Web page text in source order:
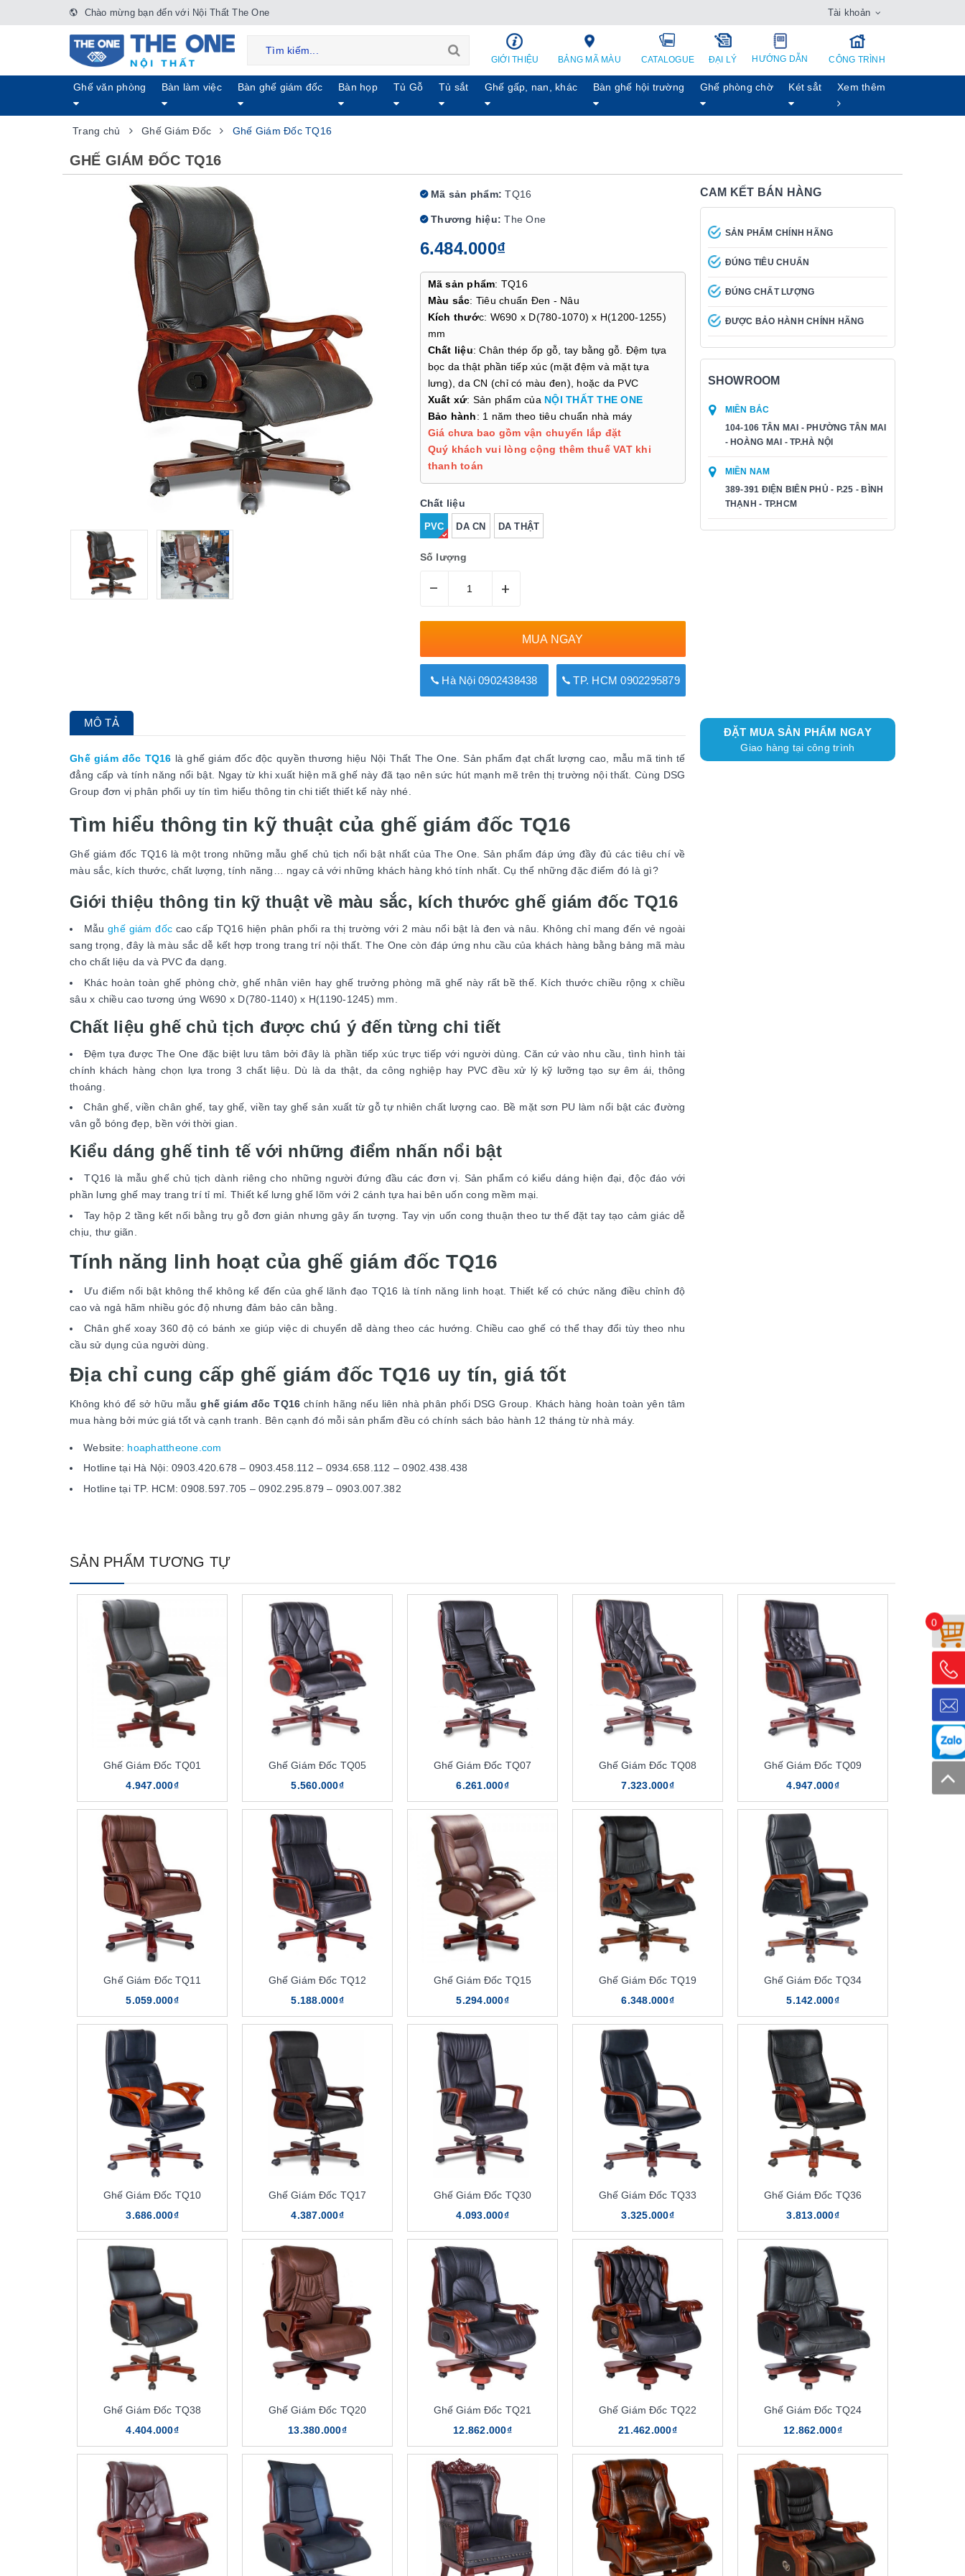
Chào mừng bạn đến với Nội Thất The One Tài khoản
GIỚI THIỆU BẢNG MÃ MÀU CATALOGUE ĐẠI LÝ HƯỚNG DẪN CÔNG TRÌNH
Ghế văn phòng Bàn làm việc Bàn ghế giám đốc Bàn họp Tủ Gỗ Tủ sắt Ghế gấp, nan, khác Bàn ghế hội trường Ghế phòng chờ Két sẳt Xem thêm
Trang chủ Ghế Giám Đốc Ghế Giám Đốc TQ16
GHẾ GIÁM ĐỐC TQ16
Mã sản phẩm: TQ16
Thương hiệu: The One
6.484.000₫
Mã sản phẩm: TQ16
Màu sắc: Tiêu chuẩn Đen - Nâu
Kích thước: W690 x D(780-1070) x H(1200-1255)
mm
Chất liệu: Chân thép ốp gỗ, tay bằng gỗ. Đệm tựa
bọc da thật phần tiếp xúc (mặt đệm và mặt tựa
lưng), da CN (chỉ có màu đen), hoặc da PVC
Xuất xứ: Sản phẩm của NỘI THẤT THE ONE
Bảo hành: 1 năm theo tiêu chuẩn nhà máy
Giá chưa bao gồm vận chuyển lắp đặt
Quý khách vui lòng cộng thêm thuế VAT khi
thanh toán
Chất liệu
PVC DA CN DA THẬT
Số lượng
– +
MUA NGAY
Hà Nội 0902438438 TP. HCM 0902295879
CAM KẾT BÁN HÀNG
SẢN PHẨM CHÍNH HÃNG
ĐÚNG TIÊU CHUẨN
ĐÚNG CHẤT LƯỢNG
ĐƯỢC BẢO HÀNH CHÍNH HÃNG
SHOWROOM
MIỀN BẮC
104-106 TÂN MAI - PHƯỜNG TÂN MAI
- HOÀNG MAI - TP.HÀ NỘI
MIỀN NAM
389-391 ĐIỆN BIÊN PHỦ - P.25 - BÌNH
THẠNH - TP.HCM
MÔ TẢ
Ghế giám đốc TQ16 là ghế giám đốc độc quyền thương hiệu Nội Thất The One. Sản phẩm đạt chất lượng cao, mẫu mã tinh tế
đẳng cấp và tính năng nổi bật. Ngay từ khi xuất hiện mã ghế này đã tạo nên sức hút mạnh mẽ trên thị trường nội thất. Cùng DSG
Group đơn vị phân phối uy tín tìm hiểu thông tin chi tiết thiết kế này nhé.
Tìm hiểu thông tin kỹ thuật của ghế giám đốc TQ16
Ghế giám đốc TQ16 là một trong những mẫu ghế chủ tịch nổi bật nhất của The One. Sản phẩm đáp ứng đầy đủ các tiêu chí về
màu sắc, kích thước, chất lượng, tính năng… ngay cả với những khách hàng khó tính nhất. Cụ thể những đặc điểm đó là gì?
Giới thiệu thông tin kỹ thuật về màu sắc, kích thước ghế giám đốc TQ16
Mẫughế giám đốc cao cấp TQ16 hiện phân phối ra thị trường với 2 màu nổi bật là đen và nâu. Không chỉ mang đến vẻ ngoài
sang trọng, đây là màu sắc dễ kết hợp trong trang trí nội thất. The One còn đáp ứng nhu cầu của khách hàng bằng bảng mã màu
cho chất liệu da và PVC đa dạng.
Khác hoàn toàn ghế phòng chờ, ghế nhân viên hay ghế trưởng phòng mã ghế này rất bề thế. Kích thước chiều rộng x chiều
sâu x chiều cao tương ứng W690 x D(780-1140) x H(1190-1245) mm.
Chất liệu ghế chủ tịch được chú ý đến từng chi tiết
Đệm tựa được The One đặc biệt lưu tâm bởi đây là phần tiếp xúc trực tiếp với người dùng. Căn cứ vào nhu cầu, tình hình tài
chính khách hàng chọn lựa trong 3 chất liệu. Dù là da thật, da công nghiệp hay PVC đều xử lý kỹ lưỡng tạo sự êm ái, thông
thoáng.
Chân ghế, viền chân ghế, tay ghế, viền tay ghế sản xuất từ gỗ tự nhiên chất lượng cao. Bề mặt sơn PU làm nổi bật các đường
vân gỗ bóng đẹp, bền với thời gian.
Kiểu dáng ghế tinh tế với những điểm nhấn nổi bật
TQ16 là mẫu ghế chủ tịch dành riêng cho những người đứng đầu các đơn vị. Sản phẩm có kiểu dáng hiện đại, độc đáo với
phần lưng ghế may trang trí tỉ mỉ. Thiết kế lưng ghế lõm với 2 cánh tựa hai bên uốn cong mềm mại.
Tay hộp 2 tầng kết nối bằng trụ gỗ đơn giản nhưng gây ấn tượng. Tay vịn uốn cong thuận theo tư thế đặt tay tạo cảm giác dễ
chịu, thư giãn.
Tính năng linh hoạt của ghế giám đốc TQ16
Ưu điểm nổi bật không thể không kể đến của ghế lãnh đạo TQ16 là tính năng linh hoạt. Thiết kế có chức năng điều chỉnh độ
cao và ngả hãm nhiều góc độ nhưng đảm bảo cân bằng.
Chân ghế xoay 360 độ có bánh xe giúp việc di chuyển dễ dàng theo các hướng. Chiều cao ghế có thể thay đổi tùy theo nhu
cầu sử dụng của người dùng.
Địa chỉ cung cấp ghế giám đốc TQ16 uy tín, giá tốt
Không khó để sở hữu mẫughế giám đốc TQ16 chính hãng nếu liên nhà phân phối DSG Group. Khách hàng hoàn toàn yên tâm
mua hàng bởi mức giá tốt và cạnh tranh. Bên cạnh đó mỗi sản phẩm đều có chính sách bảo hành 12 tháng từ nhà máy.
Website: hoaphattheone.com
Hotline tại Hà Nội: 0903.420.678 – 0903.458.112 – 0934.658.112 – 0902.438.438
Hotline tại TP. HCM: 0908.597.705 – 0902.295.879 – 0903.007.382
ĐẶT MUA SẢN PHẨM NGAY
Giao hàng tại công trình
SẢN PHẨM TƯƠNG TỰ
Ghế Giám Đốc TQ01
4.947.000₫
Ghế Giám Đốc TQ05
5.560.000₫
Ghế Giám Đốc TQ07
6.261.000₫
Ghế Giám Đốc TQ08
7.323.000₫
Ghế Giám Đốc TQ09
4.947.000₫
Ghế Giám Đốc TQ11
5.059.000₫
Ghế Giám Đốc TQ12
5.188.000₫
Ghế Giám Đốc TQ15
5.294.000₫
Ghế Giám Đốc TQ19
6.348.000₫
Ghế Giám Đốc TQ34
5.142.000₫
Ghế Giám Đốc TQ10
3.686.000₫
Ghế Giám Đốc TQ17
4.387.000₫
Ghế Giám Đốc TQ30
4.093.000₫
Ghế Giám Đốc TQ33
3.325.000₫
Ghế Giám Đốc TQ36
3.813.000₫
Ghế Giám Đốc TQ38
4.404.000₫
Ghế Giám Đốc TQ20
13.380.000₫
Ghế Giám Đốc TQ21
12.862.000₫
Ghế Giám Đốc TQ22
21.462.000₫
Ghế Giám Đốc TQ24
12.862.000₫
0